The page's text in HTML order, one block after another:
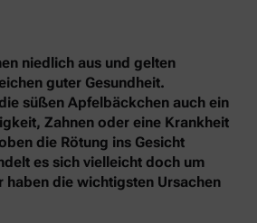
niedlich aus und gelten
guter Gesundheit.
süßen Apfelbäckchen auch ein
Zahnen oder eine Krankheit
die Rötung ins Gesicht
es sich vielleicht doch um
haben die wichtigsten Ursachen